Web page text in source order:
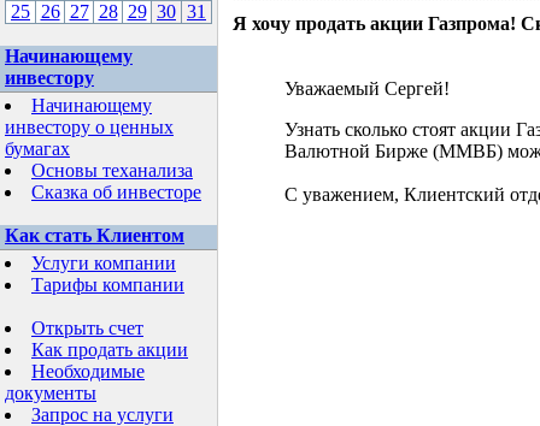
25 26 27 28 29 30 31
Начинающему
инвестору
Начинающему
инвестору о ценных
бумагах
Основы теханализа
Сказка об инвесторе
Как стать Клиентом
Услуги компании
Тарифы компании
Открыть счет
Как продать акции
Необходимые
документы
Запрос на услуги
Я хочу продать акции Газпрома!
Уважаемый Сергей!
Узнать сколько стоят акции
Валютной Бирже (ММВБ)
С уважением, Клиентский